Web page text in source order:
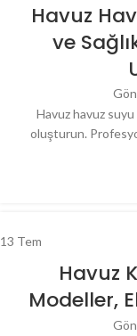
Havuz
ve
Havuz havuz suyu
oluşturun.
13 Tem
Havuz
Modeller,